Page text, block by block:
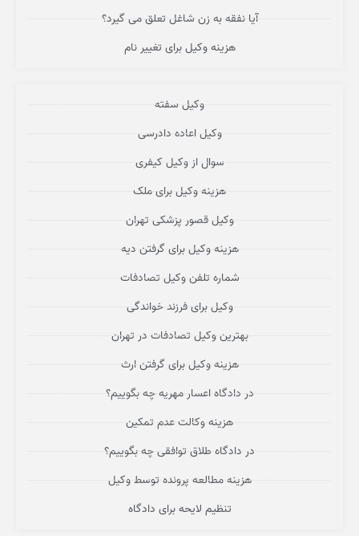
آیا نفقه به زن شاغل تعلق می گیرد؟
هزینه وکیل برای تغییر نام
وکیل سفته
وکیل اعاده دادرسی
سوال از وکیل کیفری
هزینه وکیل برای ملک
وکیل قصور پزشکی تهران
هزینه وکیل برای گرفتن دیه
شماره تلفن وکیل تصادفات
وکیل برای فرزند خواندگی
بهترین وکیل تصادفات در تهران
هزینه وکیل برای گرفتن ارث
در دادگاه اعسار مهریه چه بگوییم؟
هزینه وکالت عدم تمکین
در دادگاه طلاق توافقی چه بگوییم؟
هزینه مطالعه پرونده توسط وکیل
تنظیم لایحه برای دادگاه